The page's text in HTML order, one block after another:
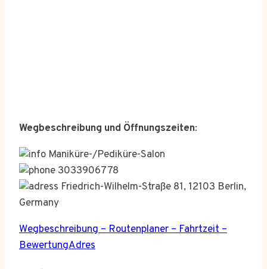
Wegbeschreibung und Öffnungszeiten:
Maniküre-/Pediküre-Salon
3033906778
Friedrich-Wilhelm-Straße 81, 12103 Berlin,
Germany
Wegbeschreibung – Routenplaner – Fahrtzeit –
BewertungAdres